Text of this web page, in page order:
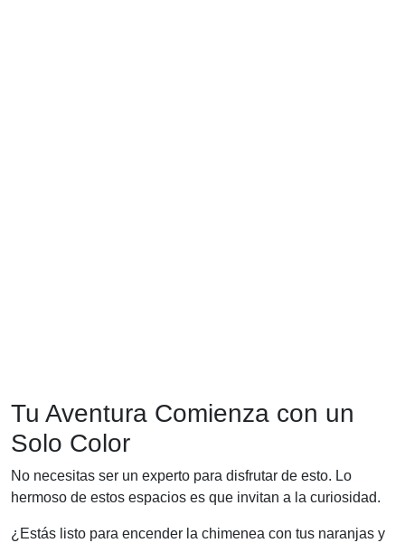
Tu Aventura Comienza con un
Solo Color
No necesitas ser un experto para disfrutar de esto. Lo
hermoso de estos espacios es que invitan a la curiosidad.
¿Estás listo para encender la chimenea con tus naranjas y